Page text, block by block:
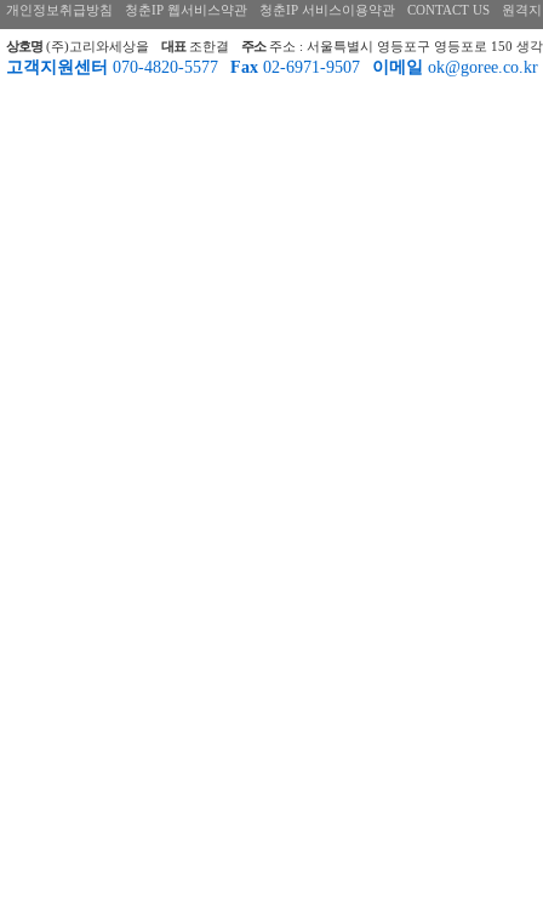
개인정보취급방침 청춘IP 웹서비스약관 청춘IP 서비스이용약관 CONTACT US 원격
상호명 (주)고리와세상을 대표 조한결 주소 주소 : 서울특별시 영등포구 영등포로 150 생
고객지원센터 070-4820-5577 Fax 02-6971-9507 이메일 ok@goree.co.kr